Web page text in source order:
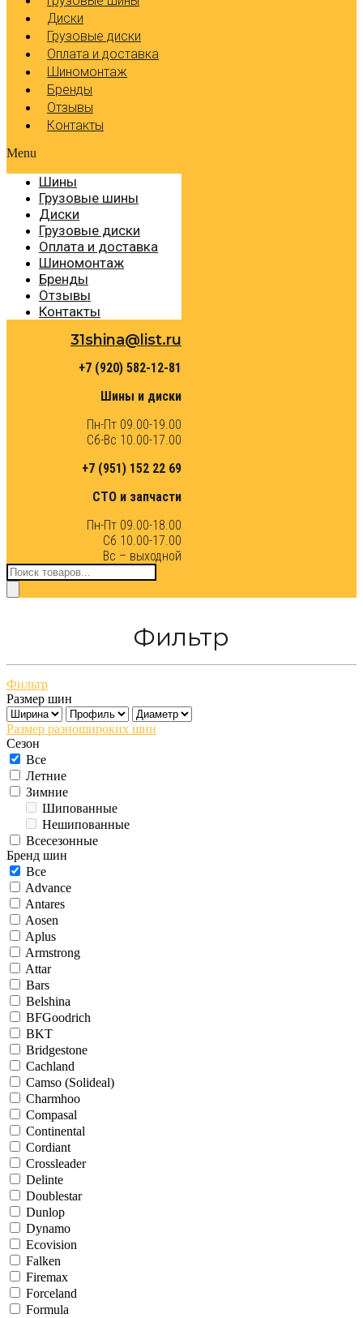
Диски
Грузовые диски
Оплата и доставка
Шиномонтаж
Бренды
Отзывы
Контакты
Menu
Шины
Грузовые шины
Диски
Грузовые диски
Оплата и доставка
Шиномонтаж
Бренды
Отзывы
Контакты
31shina@list.ru
+7 (920) 582-12-81
Шины и диски
Пн-Пт 09.00-19.00
Сб-Вс 10.00-17.00
+7 (951) 152 22 69
СТО и запчасти
Пн-Пт 09.00-18.00
Сб 10.00-17.00
Вс – выходной
Поиск
товаров
Фильтр
Фильтр
Размер шин
Размер разношироких шин
Сезон
Все
Летние
Зимние
Шипованные
Нешипованные
Всесезонные
Бренд шин
Все
Advance
Antares
Aosen
Aplus
Armstrong
Attar
Bars
Belshina
BFGoodrich
BKT
Bridgestone
Cachland
Camso (Solideal)
Charmhoo
Compasal
Continental
Cordiant
Crossleader
Delinte
Doublestar
Dunlop
Dynamo
Ecovision
Falken
Firemax
Forceland
Formula